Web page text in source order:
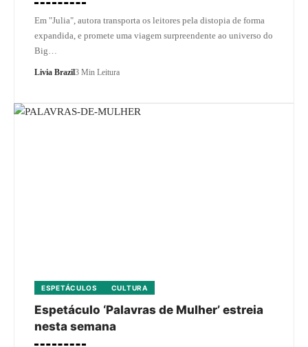
Em "Julia", autora transporta os leitores pela distopia de forma
expandida, e promete uma viagem surpreendente ao universo do
Big…
Livia Brazil3 Min Leitura
ESPETÁCULOS CULTURA
Espetáculo ‘Palavras de Mulher’ estreia
nesta semana